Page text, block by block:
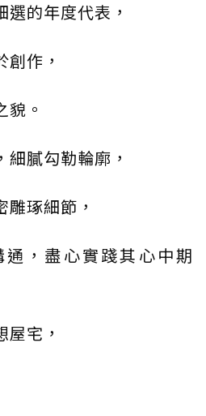
的年度代表，
作，
。
膩勾勒輪廓，
琢細節，
，盡心實踐其心中期
宅，